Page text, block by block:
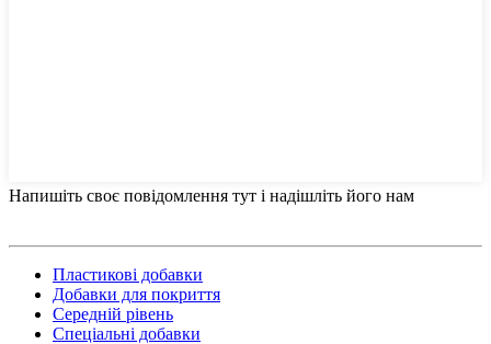
Напишіть своє повідомлення тут і надішліть його нам
Пластикові добавки
Добавки для покриття
Середній рівень
Спеціальні добавки